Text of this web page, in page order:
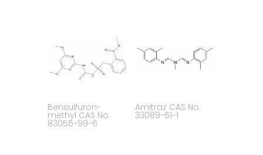
Bensulfuron-
methyl CAS No.
83055-99-6
Amitraz CAS No.
33089-61-1